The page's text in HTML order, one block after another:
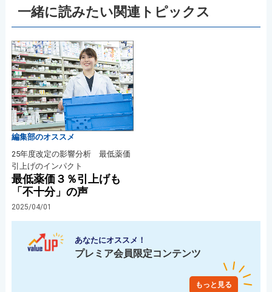
一緒に読みたい関連トピックス
編集部のオススメ
25年度改定の影響分析 最低薬価
引上げのインパクト
最低薬価３％引上げも
「不十分」の声
2025/04/01
あなたにオススメ！
プレミア会員限定コンテンツ
もっと見る